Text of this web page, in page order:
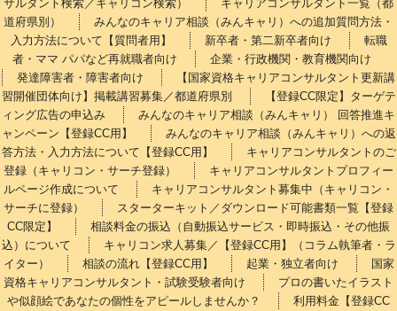
サルタント検索／キャリコン検索）
キャリアコンサルタント一覧（都
道府県別）
みんなのキャリア相談（みんキャリ）への追加質問方法・
入力方法について【質問者用】
新卒者・第二新卒者向け
転職
者・ママ パパなど再就職者向け
企業・行政機関・教育機関向け
発達障害者・障害者向け
【国家資格キャリアコンサルタント更新講
習開催団体向け】掲載講習募集／都道府県別
【登録CC限定】ターゲテ
ィング広告の申込み
みんなのキャリア相談（みんキャリ） 回答推進キ
ャンペーン【登録CC用】
みんなのキャリア相談（みんキャリ）への返
答方法・入力方法について【登録CC用】
キャリアコンサルタントのご
登録（キャリコン・サーチ登録）
キャリアコンサルタントプロフィー
ルページ作成について
キャリアコンサルタント募集中（キャリコン・
サーチに登録）
スターターキット／ダウンロード可能書類一覧【登録
CC限定】
相談料金の振込（自動振込サービス・即時振込・その他振
込）について
キャリコン求人募集／【登録CC用】（コラム執筆者・ラ
イター）
相談の流れ【登録CC用】 起業・独立者向け
国家
資格キャリアコンサルタント・試験受験者向け
プロの書いたイラスト
や似顔絵であなたの個性をアピールしませんか？
利用料金【登録CC